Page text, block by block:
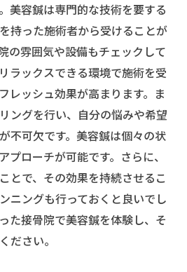
美容鍼は専門的な技術を要する
持った施術者から受けることが
の雰囲気や設備もチェックして
ラックスできる環境で施術を受
レッシュ効果が高まります。ま
ングを行い、自分の悩みや希望
不可欠です。美容鍼は個々の状
プローチが可能です。さらに、
とで、その効果を持続させるこ
ニングも行っておくと良いでし
た接骨院で美容鍼を体験し、そ
ださい。